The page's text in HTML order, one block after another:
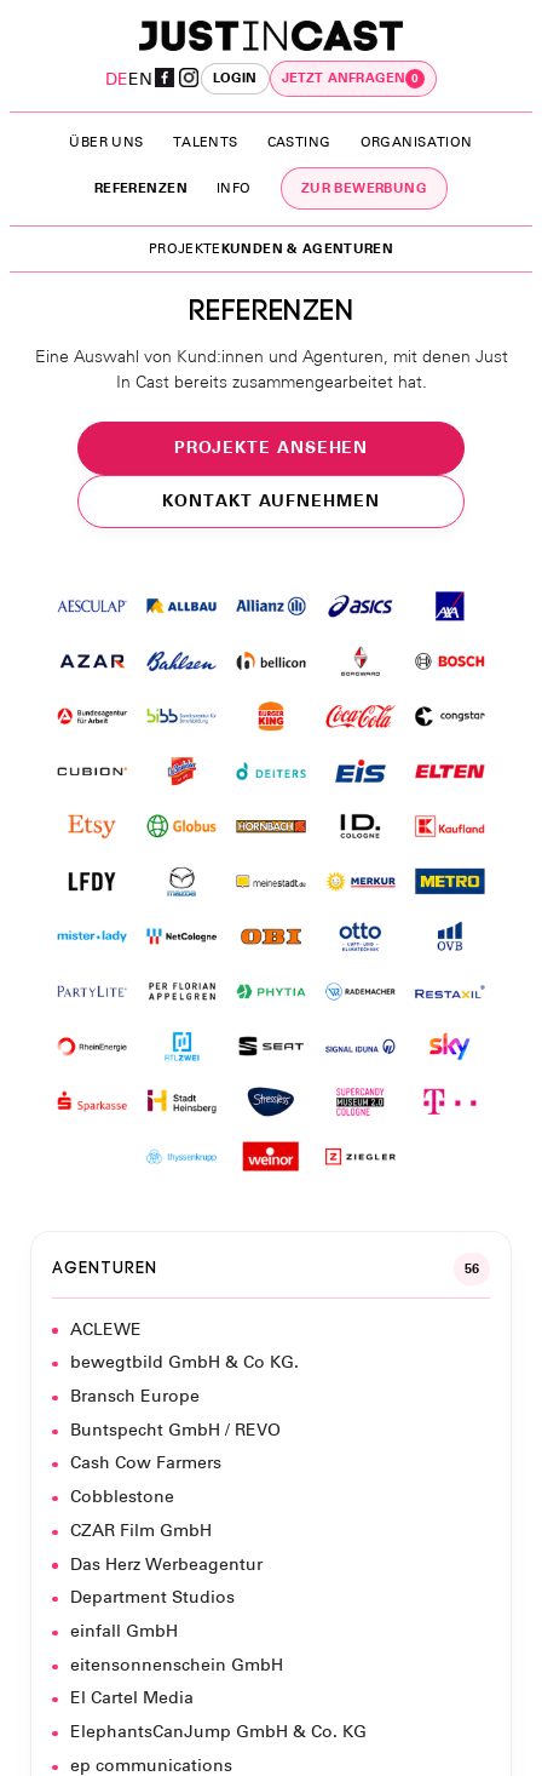
DEEN LOGIN JETZT ANFRAGEN 0
ÜBER UNS TALENTS CASTING ORGANISATION
REFERENZEN INFO ZUR BEWERBUNG
PROJEKTEKUNDEN & AGENTUREN
REFERENZEN
Eine Auswahl von Kund:innen und Agenturen, mit denen Just
In Cast bereits zusammengearbeitet hat.
PROJEKTE ANSEHEN
KONTAKT AUFNEHMEN
AGENTUREN 56
ACLEWE
bewegtbild GmbH & Co KG.
Bransch Europe
Buntspecht GmbH / REVO
Cash Cow Farmers
Cobblestone
CZAR Film GmbH
Das Herz Werbeagentur
Department Studios
einfall GmbH
eitensonnenschein GmbH
El Cartel Media
ElephantsCanJump GmbH & Co. KG
ep communications